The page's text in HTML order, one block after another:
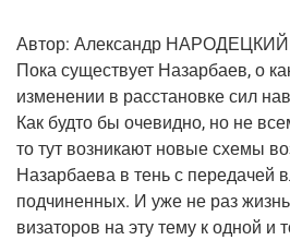
Автор: Алек­сандр НАРОДЕЦКИЙ
Пока суще­ству­ет Назар­ба­ев, о
изме­не­нии в рас­ста­нов­ке сил
Как буд­то бы оче­вид­но, но не
то тут воз­ни­ка­ют новые схе­мы
Назар­ба­е­ва в тень с пере­да­чей
под­чи­нен­ных. И уже не раз
ви­за­то­ров на эту тему к одной и